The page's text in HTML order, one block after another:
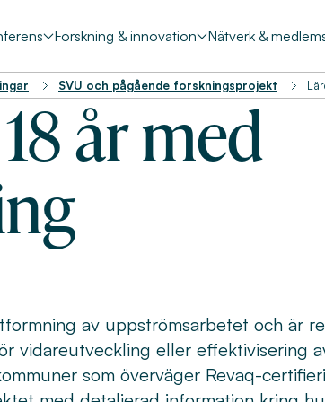
Forskning & innovation Nätverk &
SVU och pågående forskningsprojekt
år med
av uppströmsarbetet och är
vidareutveckling eller effektivisering
som överväger Revaq-